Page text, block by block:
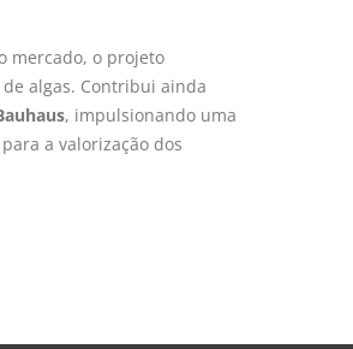
mercado, o projeto
algas. Contribui ainda
, impulsionando uma
a valorização dos